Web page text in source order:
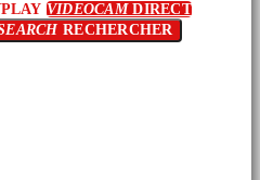
PLAY VIDEOCAMDIRECT
RECHERCHER